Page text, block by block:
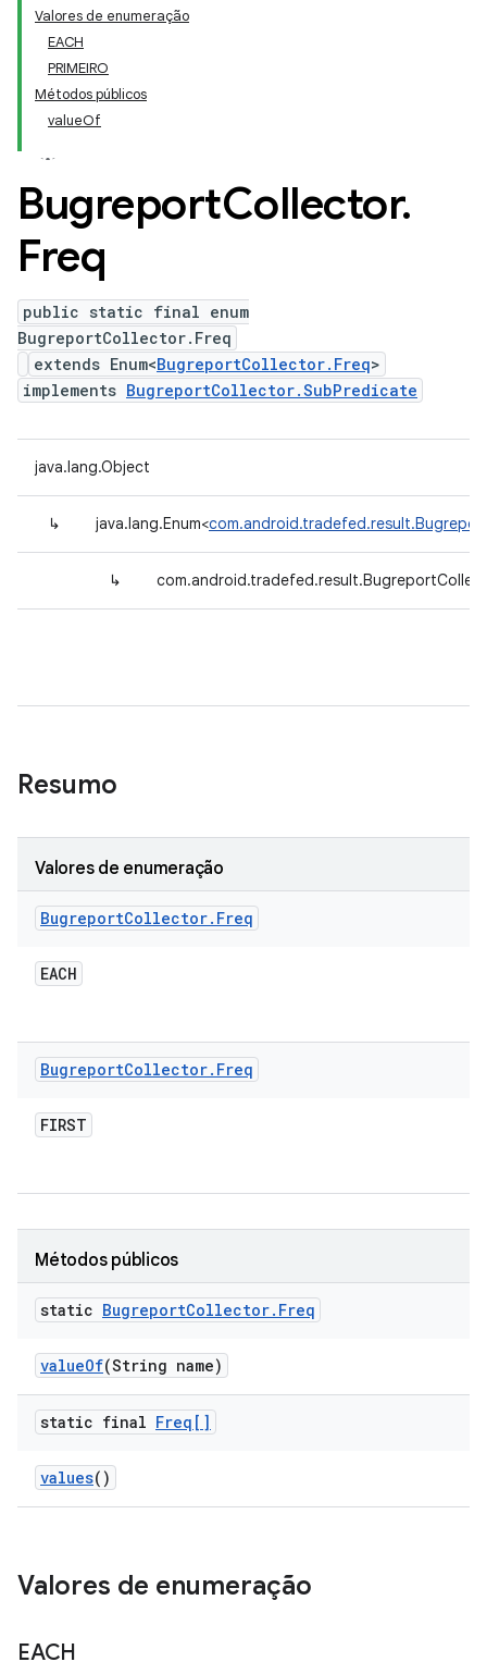
Valores de enumeração
EACH
PRIMEIRO
Métodos públicos
valueOf
BugreportCollector.
Freq
public static final enum
BugreportCollector.Freq
extends Enum<BugreportCollector.Freq>
implements BugreportCollector.SubPredicate
java.lang.Object
↳ java.lang.Enum<
↳
Resumo
Valores de enumeração
BugreportCollector. Freq
EACH
BugreportCollector. Freq
FIRST
Métodos públicos
static BugreportCollector. Freq
valueOf(String name)
static final Freq[]
values()
Valores de enumeração
EACH